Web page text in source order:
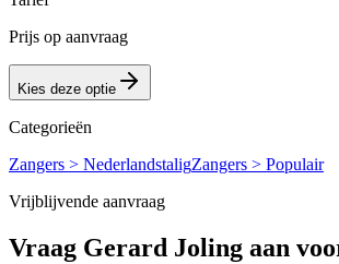
Prijs op aanvraag
Kies deze optie
Categorieën
Zangers > NederlandstaligZangers > Populair
Vrijblijvende aanvraag
Vraag Gerard Joling aan